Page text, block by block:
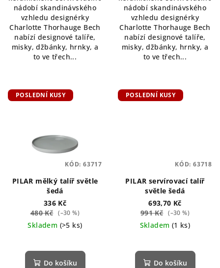
nádobí skandinávského
vzhledu designérky
Charlotte Thorhauge Bech
nabízí designové talíře,
misky, džbánky, hrnky, a
to ve třech...
nádobí skandinávského
vzhledu designérky
Charlotte Thorhauge Bech
nabízí designové talíře,
misky, džbánky, hrnky, a
to ve třech...
POSLEDNÍ KUSY
PILAR mělký talíř světle
šedá
336 Kč
480 Kč (–30 %)
Skladem (>5 ks)
Do košíku
KÓD: 63717
POSLEDNÍ KUSY
PILAR servírovací talíř
světle šedá
693,70 Kč
991 Kč (–30 %)
Skladem (1 ks)
Do košíku
KÓD: 63718